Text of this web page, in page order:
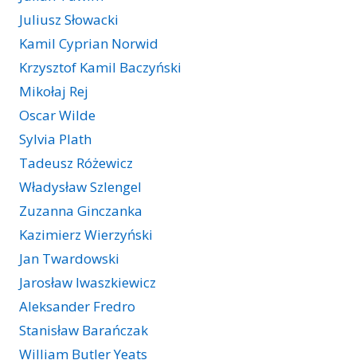
Juliusz Słowacki
Kamil Cyprian Norwid
Krzysztof Kamil Baczyński
Mikołaj Rej
Oscar Wilde
Sylvia Plath
Tadeusz Różewicz
Władysław Szlengel
Zuzanna Ginczanka
Kazimierz Wierzyński
Jan Twardowski
Jarosław Iwaszkiewicz
Aleksander Fredro
Stanisław Barańczak
William Butler Yeats